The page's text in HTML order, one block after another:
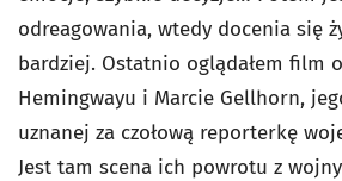
odreagowania, wtedy docenia się
bardziej. Ostatnio oglądałem film
Hemingwayu i Marcie Gellhorn,
uznanej za czołową reporterkę
Jest tam scena ich powrotu z